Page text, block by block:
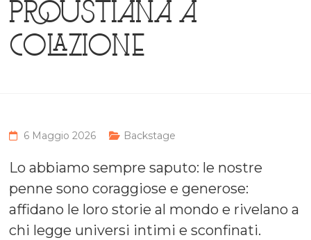
proustiana a
colazione
6 Maggio 2026 Backstage
Lo abbiamo sempre saputo: le nostre
penne sono coraggiose e generose:
affidano le loro storie al mondo e rivelano a
chi legge universi intimi e sconfinati.